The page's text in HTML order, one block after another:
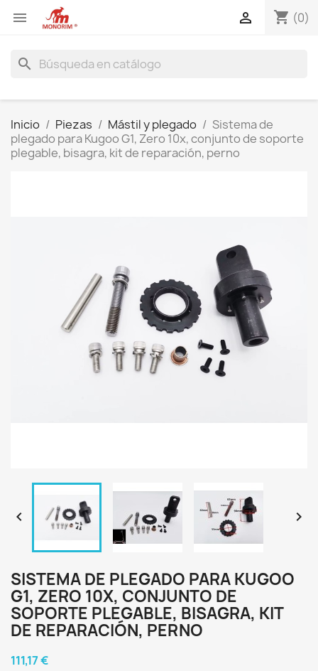
 shopping_cart (0)

search
Inicio Piezas Mástil y plegado
Sistema de
plegado para Kugoo G1, Zero 10x, conjunto de soporte
plegable, bisagra, kit de reparación, perno
 
SISTEMA DE PLEGADO PARA KUGOO
G1, ZERO 10X, CONJUNTO DE
SOPORTE PLEGABLE, BISAGRA, KIT
DE REPARACIÓN, PERNO
111,17 €